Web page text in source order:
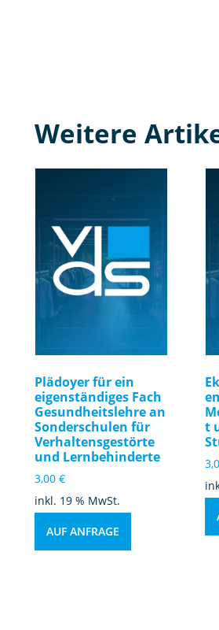
Weitere
Plädoyer für ein
eigenständiges Fach
Gesundheitslehre an
Sonderschulen für
Verhaltensgestörte
und Lernbehinderte
3,00 €
inkl. 19 % MwSt.
AUF ANFRAGE
t